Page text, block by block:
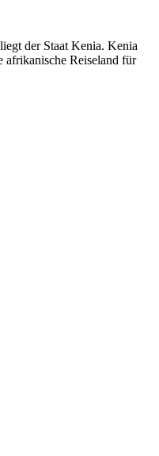
der Staat Kenia. Kenia
afrikanische Reiseland für